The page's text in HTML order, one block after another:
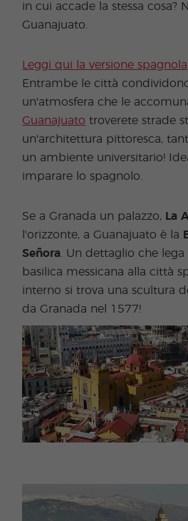
in cui accade la stessa cosa?
Guanajuato.
Leggi qui la versione spagnola
Entrambe le città
un'atmosfera che le
Guanajuato troverete strade
un'architettura pittoresca,
un ambiente universitario!
imparare lo spagnolo.
Se a Granada un palazzo, La
l'orizzonte, a Guanajuato è la
Señora . Un dettaglio che
basilica messicana alla città
interno si trova una scultura
da Granada nel 1577!